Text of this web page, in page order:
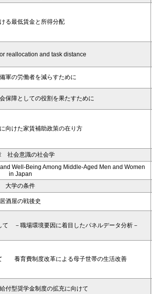
る最低賃金と所得分配
reallocation and task distance
軍の労働者を減らすために
保障としての役割を果たすために
向けた家賃補助政策の在り方
社会意識の社会学
Well-Being Among Middle-Aged Men and Women
in Japan
大学の条件
居酒屋の戦後史
て －職場環境要因に着目したパネルデータ分析－
養育費制度改革による母子世帯の生活改善
付型奨学金制度の拡充に向けて